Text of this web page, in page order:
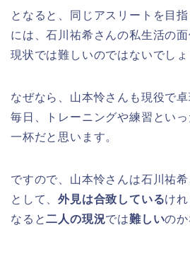
となると、同じアスリートを目
には、石川祐希さんの私生活の
現状では難しいのではないでしょ
なぜなら、山本怜さんも現役で
毎日、トレーニングや練習とい
一杯だと思います。
ですので、山本怜さんは石川祐
として、外見は合致しているけ
なると二人の現況では難しいのか